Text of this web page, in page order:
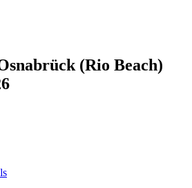
(Rio Beach)